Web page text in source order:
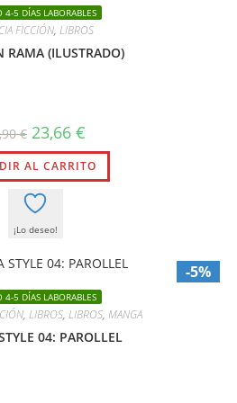
4-5 DÍAS LABORABLES
FICCIÓN, LIBROS
RAMA (ILUSTRADO)
€ El
precio
original
era:
24,90 €.
23,66 €
actual
es:
23,66 €.
AL CARRITO
¡Lo deseo!
-5%
4-5 DÍAS LABORABLES
, LIBROS, LIBROS, MANGA
04: PAROLLEL